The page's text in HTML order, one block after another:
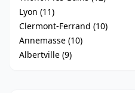
Lyon (11)
Clermont-Ferrand (10)
Annemasse (10)
Albertville (9)